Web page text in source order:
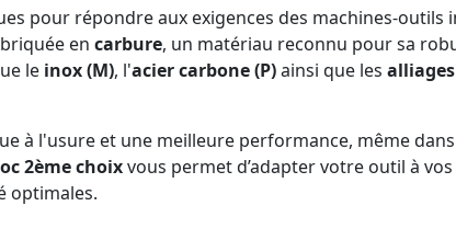
pour répondre aux exigences des machines-outils
en carbure, un matériau reconnu pour sa
le inox (M), l'acier carbone (P)ainsi que les
à l'usure et une meilleure performance, même
2ème choixvous permet d’adapter votre outil à
optimales.